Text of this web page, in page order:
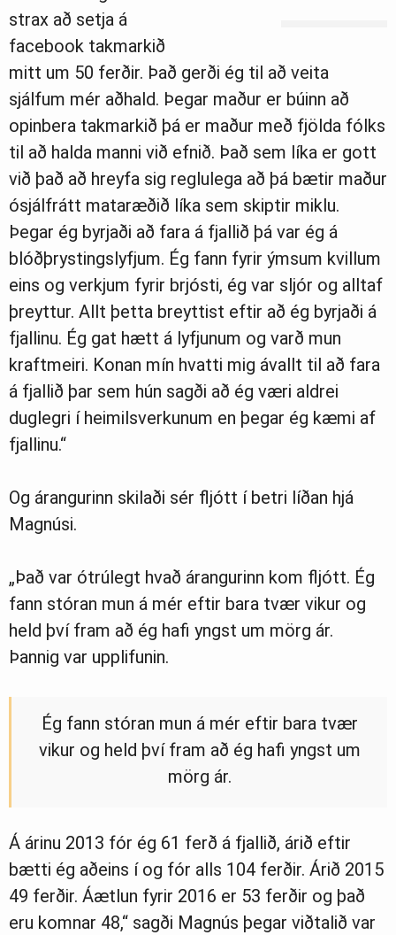
strax að setja á
facebook takmarkið
mitt um 50 ferðir. Það gerði ég til að veita
sjálfum mér aðhald. Þegar maður er búinn að
opinbera takmarkið þá er maður með fjölda fólks
til að halda manni við efnið. Það sem líka er gott
við það að hreyfa sig reglulega að þá bætir maður
ósjálfrátt mataræðið líka sem skiptir miklu.
Þegar ég byrjaði að fara á fjallið þá var ég á
blóðþrystingslyfjum. Ég fann fyrir ýmsum kvillum
eins og verkjum fyrir brjósti, ég var sljór og alltaf
þreyttur. Allt þetta breyttist eftir að ég byrjaði á
fjallinu. Ég gat hætt á lyfjunum og varð mun
kraftmeiri. Konan mín hvatti mig ávallt til að fara
á fjallið þar sem hún sagði að ég væri aldrei
duglegri í heimilsverkunum en þegar ég kæmi af
fjallinu.“
Og árangurinn skilaði sér fljótt í betri líðan hjá
Magnúsi.
„Það var ótrúlegt hvað árangurinn kom fljótt. Ég
fann stóran mun á mér eftir bara tvær vikur og
held því fram að ég hafi yngst um mörg ár.
Þannig var upplifunin.
Ég fann stóran mun á mér eftir bara tvær
vikur og held því fram að ég hafi yngst um
mörg ár.
Á árinu 2013 fór ég 61 ferð á fjallið, árið eftir
bætti ég aðeins í og fór alls 104 ferðir. Árið 2015
49 ferðir. Áætlun fyrir 2016 er 53 ferðir og það
eru komnar 48,“ sagði Magnús þegar viðtalið var